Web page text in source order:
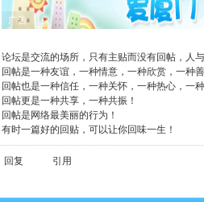
广告
论坛是交流的场所，只有主贴而没有回帖，人
回帖是一种友谊，一种情意，一种欣赏，一种
回帖也是一种信任，一种关怀，一种热心，一
回帖更是一种共享，一种共振！
回帖是网络最美丽的行为！
有时一篇好的回贴，可以让你回味一生！
回复
引用